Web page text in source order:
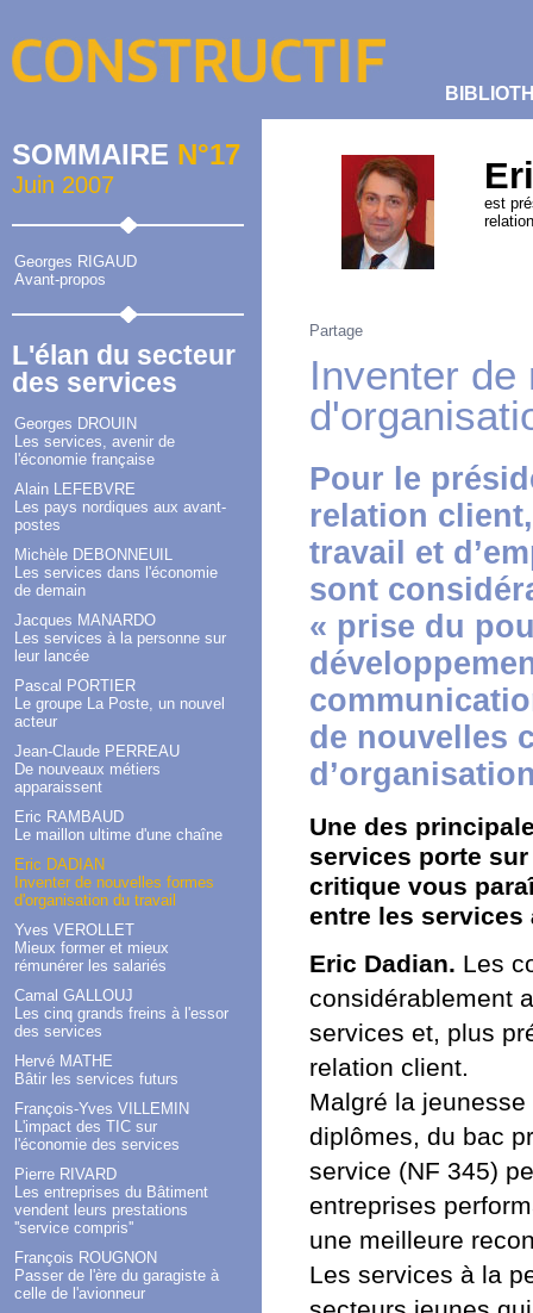
SOMMAIRE N°17
Juin 2007
Georges RIGAUD
Avant-propos
L'élan du secteur
des services
Georges DROUIN
Les services, avenir de
l'économie française
Alain LEFEBVRE
Les pays nordiques aux avant-
postes
Michèle DEBONNEUIL
Les services dans l'économie
de demain
Jacques MANARDO
Les services à la personne sur
leur lancée
Pascal PORTIER
Le groupe La Poste, un nouvel
acteur
Jean-Claude PERREAU
De nouveaux métiers
apparaissent
Eric RAMBAUD
Le maillon ultime d'une chaîne
Eric DADIAN
Inventer de nouvelles formes
d'organisation du travail
Yves VEROLLET
Mieux former et mieux
rémunérer les salariés
Camal GALLOUJ
Les cinq grands freins à l'essor
des services
Hervé MATHE
Bâtir les services futurs
François-Yves VILLEMIN
L'impact des TIC sur
l'économie des services
Pierre RIVARD
Les entreprises du Bâtiment
vendent leurs prestations
''service compris''
François ROUGNON
Passer de l'ère du garagiste à
celle de l'avionneur
est
Partage
Inventer de
Pour le
relation
travail et
sont
« prise du
de nouvelles
Une des
services porte
critique vous
entre les services
Eric Dadian. Les
considérablement
services et, plus
relation client.
Malgré la
diplômes, du bac
service (NF 345)
entreprises
une meilleure
Les services à la